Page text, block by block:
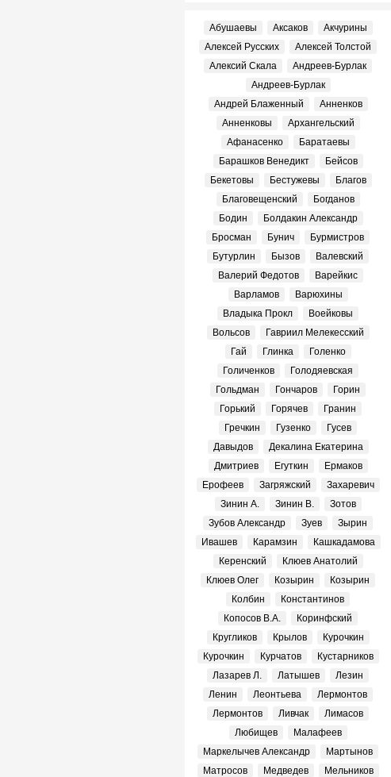
Абушаевы Аксаков
Акчурины
Алексей Русских
Алексей Толстой
Алексий Скала
Андреев-Бурлак
Андреев-Бурлак
Андрей Блаженный
Анненков
Анненковы
Архангельский
Афанасенко
Баратаевы
Барашков Венедикт
Бейсов
Бекетовы
Бестужевы
Благов
Благовещенский
Богданов
Бодин
Болдакин Александр
Бросман
Бунич
Бурмистров
Бутурлин
Бызов
Валевский
Валерий Федотов
Варейкис
Варламов
Варюхины
Владыка Прокл
Воейковы
Вольсов
Гавриил Мелекесский
Гай
Глинка
Голенко
Голиченков
Голодяевская
Гольдман
Гончаров
Горин
Горький
Горячев
Гранин
Гречкин
Гузенко
Гусев
Давыдов
Декалина Екатерина
Дмитриев
Егуткин
Ермаков
Ерофеев
Загряжский
Захаревич
Зинин А.
Зинин В.
Зотов
Зубов Александр
Зуев
Зырин
Ивашев
Карамзин
Кашкадамова
Керенский
Клюев Анатолий
Клюев Олег
Козырин
Козырин
Колбин
Константинов
Копосов В.А.
Коринфский
Кругликов
Крылов
Курочкин
Курочкин
Курчатов
Кустарников
Лазарев Л.
Латышев
Лезин
Ленин
Леонтьева
Лермонтов
Лермонтов
Ливчак
Лимасов
Любищев
Малафеев
Маркелычев Александр
Мартынов
Матросов
Медведев
Мельников